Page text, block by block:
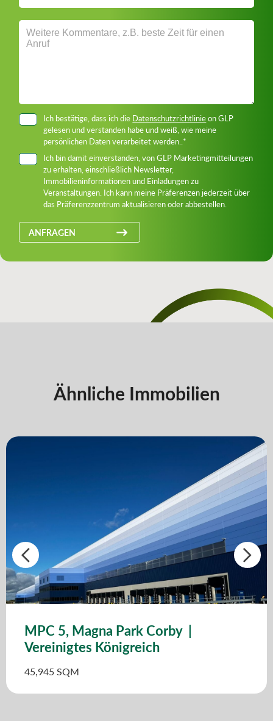
Ich bestätige, dass ich die Datenschutzrichtlinieon GLP
gelesen und verstanden habe und weiß, wie meine
persönlichen Daten verarbeitet werden..*
Ich bin damit einverstanden, von GLP Marketingmitteilungen
zu erhalten, einschließlich Newsletter,
Immobilieninformationen und Einladungen zu
Veranstaltungen. Ich kann meine Präferenzen jederzeit über
das Präferenzzentrum aktualisieren oder abbestellen.
ANFRAGEN
Ähnliche Immobilien
MPC 5, Magna Park Corby |
Vereinigtes Königreich
45,945 SQM